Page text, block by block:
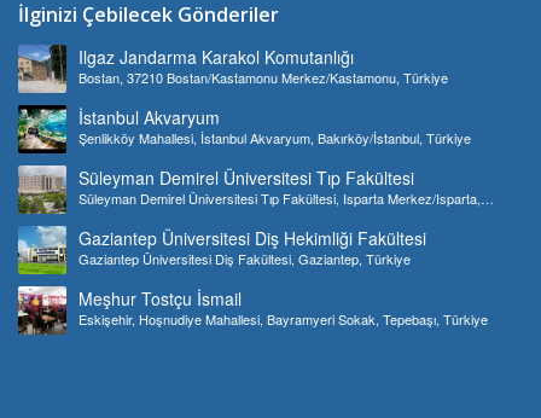
İlginizi Çebilecek Gönderiler
Ilgaz Jandarma Karakol Komutanlığı
Bostan, 37210 Bostan/Kastamonu Merkez/Kastamonu, Türkiye
İstanbul Akvaryum
Şenlikköy Mahallesi, İstanbul Akvaryum, Bakırköy/İstanbul, Türkiye
Süleyman Demirel Üniversitesi Tıp Fakültesi
Süleyman Demirel Üniversitesi Tıp Fakültesi, Isparta Merkez/Isparta,
Gaziantep Üniversitesi Diş Hekimliği Fakültesi
Gaziantep Üniversitesi Diş Fakültesi, Gaziantep, Türkiye
Meşhur Tostçu İsmail
Eskişehir, Hoşnudiye Mahallesi, Bayramyeri Sokak, Tepebaşı, Türkiye